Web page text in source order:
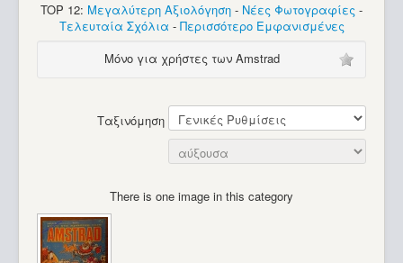
Apple Imac G3
TOP 12: Μεγαλύτερη Αξιολόγηση - Νέες Φωτογραφίες -
Τελευταία Σχόλια - Περισσότερο Εμφανισμένες
Μόνο για χρήστες των Amstrad
Ταξινόμηση
There is one image in this category